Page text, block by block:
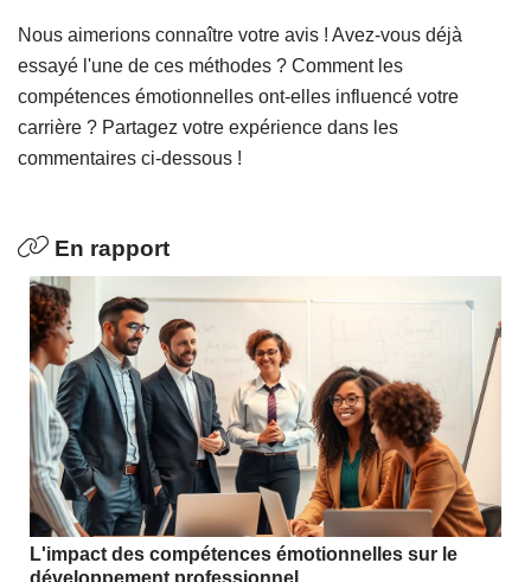
Nous aimerions connaître votre avis ! Avez-vous déjà
essayé l'une de ces méthodes ? Comment les
compétences émotionnelles ont-elles influencé votre
carrière ? Partagez votre expérience dans les
commentaires ci-dessous !
En rapport
L'impact des compétences émotionnelles sur le
développement professionnel